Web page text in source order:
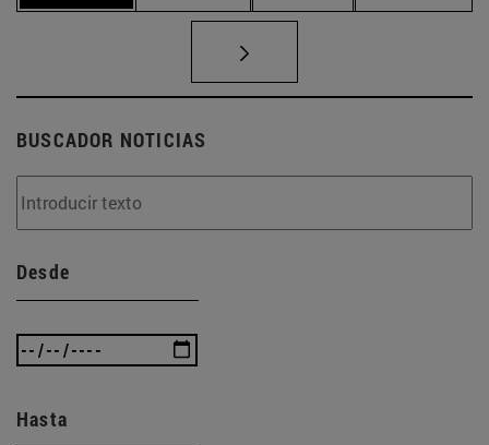
BUSCADOR NOTICIAS
Desde
Hasta